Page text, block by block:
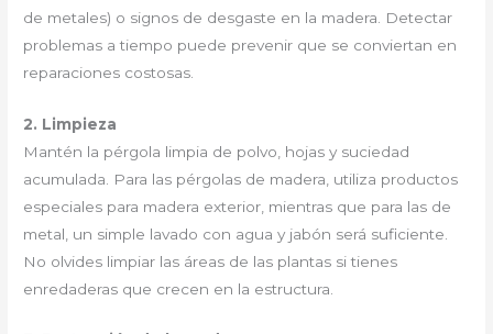
de metales) o signos de desgaste en la madera. Detectar
problemas a tiempo puede prevenir que se conviertan en
reparaciones costosas.
2. Limpieza
Mantén la pérgola limpia de polvo, hojas y suciedad
acumulada. Para las pérgolas de madera, utiliza productos
especiales para madera exterior, mientras que para las de
metal, un simple lavado con agua y jabón será suficiente.
No olvides limpiar las áreas de las plantas si tienes
enredaderas que crecen en la estructura.